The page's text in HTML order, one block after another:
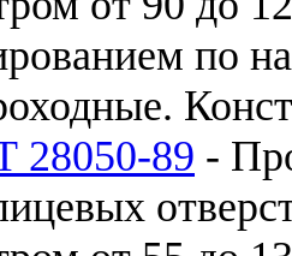
по
28050-89 -